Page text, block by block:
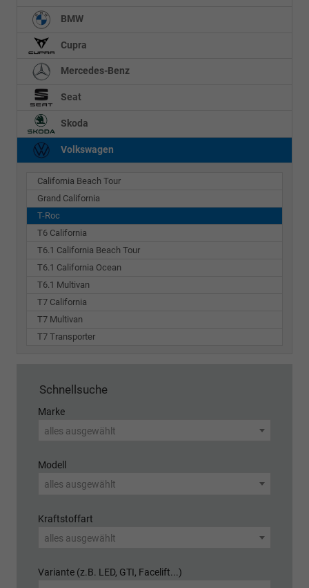
BMW
Cupra
Mercedes-Benz
Seat
Skoda
Volkswagen
California Beach Tour
Grand California
T-Roc
T6 California
T6.1 California Beach Tour
T6.1 California Ocean
T6.1 Multivan
T7 California
T7 Multivan
T7 Transporter
Schnellsuche
Marke
alles ausgewählt
Modell
alles ausgewählt
Kraftstoffart
alles ausgewählt
Variante (z.B. LED, GTI, Facelift...)